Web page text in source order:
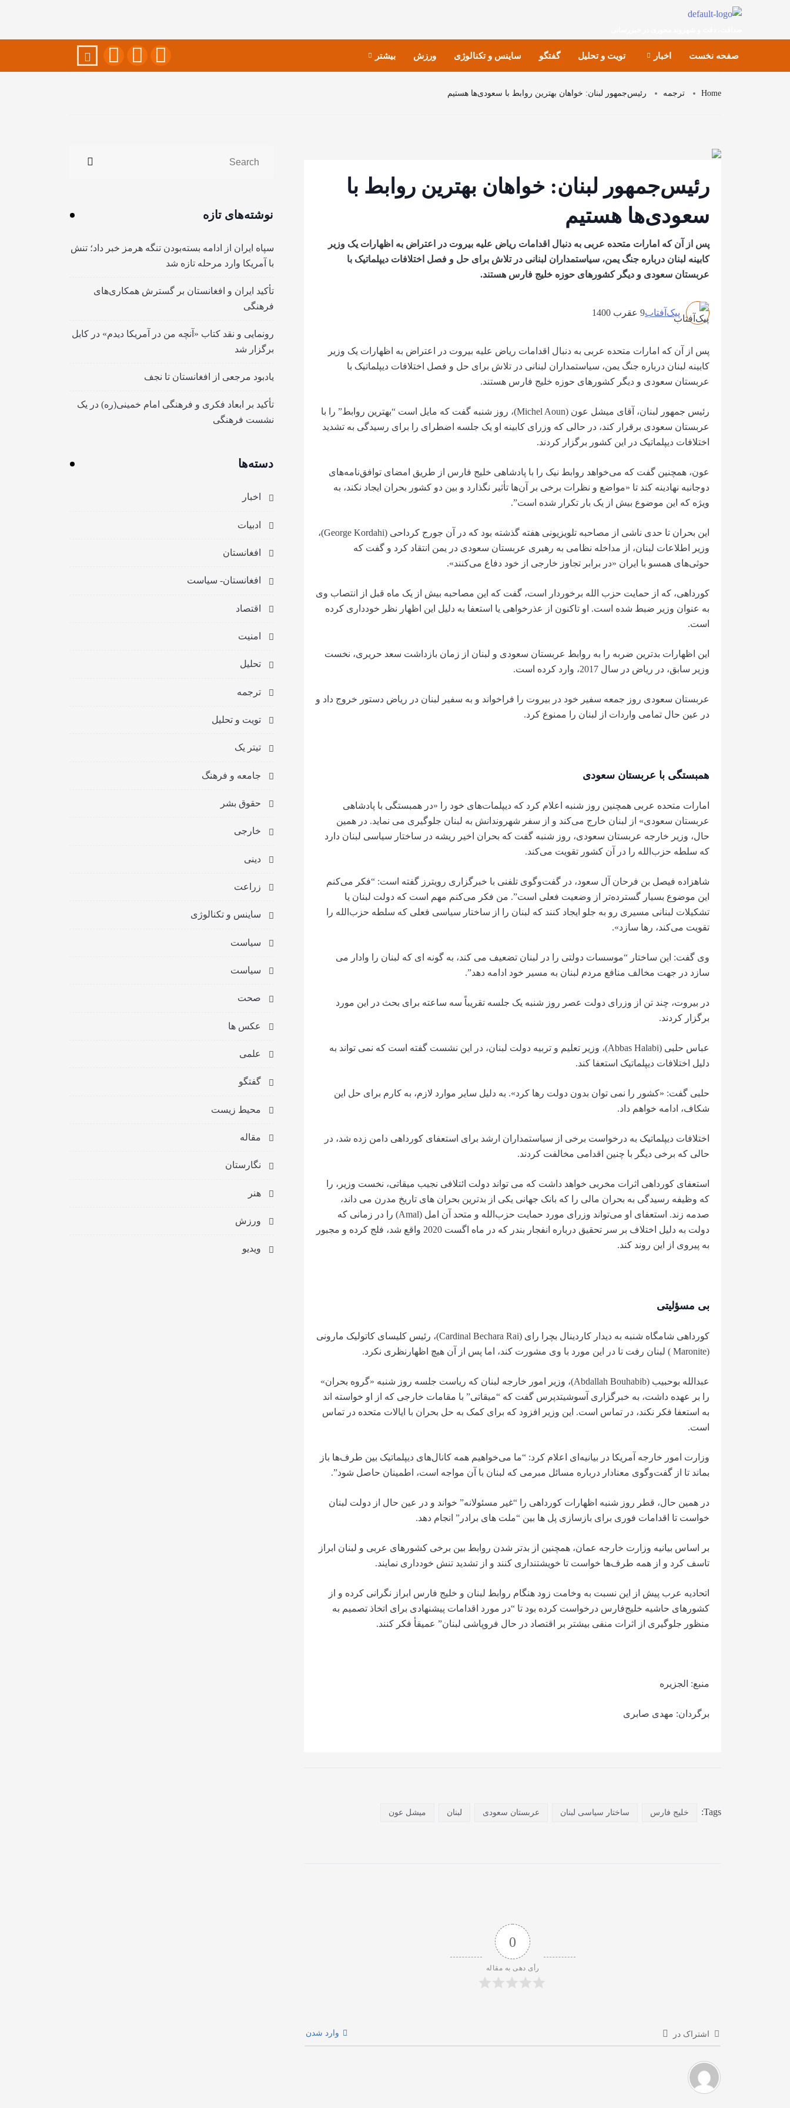
صفحه نخست اخبار تویت و تحلیل گفتگو ساینس و تکنالوژی ورزش بیشتر
Home ترجمه رئیس‌جمهور لبنان: خواهان بهترین روابط با سعودی‌ها هستیم
رئیس‌جمهور لبنان: خواهان بهترین روابط با
سعودی‌ها هستیم
پس از آن که امارات متحده عربی به دنبال اقدامات ریاض علیه بیروت در اعتراض به اظهارات یک وزیر
کابینه لبنان درباره جنگ یمن، سیاستمداران لبنانی در تلاش برای حل و فصل اختلافات دیپلماتیک با
عربستان سعودی و دیگر کشورهای حوزه خلیج فارس هستند.
پیک‌آفتاب9 عقرب 1400
پس از آن که امارات متحده عربی به دنبال اقدامات ریاض علیه بیروت در اعتراض به اظهارات یک وزیر
کابینه لبنان درباره جنگ یمن، سیاستمداران لبنانی در تلاش برای حل و فصل اختلافات دیپلماتیک با
عربستان سعودی و دیگر کشورهای حوزه خلیج فارس هستند.
رئیس جمهور لبنان، آقای میشل عون (Michel Aoun)، روز شنبه گفت که مایل است “بهترین روابط” را با
عربستان سعودی برقرار کند، در حالی که وزرای کابینه او یک جلسه اضطرای را برای رسیدگی به تشدید
اختلافات دیپلماتیک در این کشور برگزار کردند.
عون، همچنین گفت که می‌خواهد روابط نیک را با پادشاهی خلیج فارس از طریق امضای توافق‌نامه‌های
دوجانبه نهادینه کند تا «مواضع و نظرات برخی بر آن‌ها تأثیر نگذارد و بین دو کشور بحران ایجاد نکند، به
ویژه که این موضوع بیش از یک بار تکرار شده است”.
این بحران تا حدی ناشی از مصاحبه تلویزیونی هفته گذشته بود که در آن جورج کرداحی (George Kordahi)،
وزیر اطلاعات لبنان، از مداخله نظامی به رهبری عربستان سعودی در یمن انتقاد کرد و گفت که
حوثی‌های همسو با ایران «در برابر تجاوز خارجی از خود دفاع می‌کنند».
کورداهی، که از حمایت حزب الله برخوردار است، گفت که این مصاحبه بیش از یک ماه قبل از انتصاب وی
به عنوان وزیر ضبط شده است. او تاکنون از عذرخواهی یا استعفا به دلیل این اظهار نظر خودداری کرده
است.
این اظهارات بدترین ضربه را به روابط عربستان سعودی و لبنان از زمان بازداشت سعد حریری، نخست
وزیر سابق، در ریاض در سال 2017، وارد کرده است.
عربستان سعودی روز جمعه سفیر خود در بیروت را فراخواند و به سفیر لبنان در ریاض دستور خروج داد و
در عین حال تمامی واردات از لبنان را ممنوع کرد.
همبستگی با عربستان سعودی
امارات متحده عربی همچنین روز شنبه اعلام کرد که دیپلمات‌های خود را «در همبستگی با پادشاهی
عربستان سعودی» از لبنان خارج می‌کند و از سفر شهروندانش به لبنان جلوگیری می نماید. در همین
حال، وزیر خارجه عربستان سعودی، روز شنبه گفت که بحران اخیر ریشه در ساختار سیاسی لبنان دارد
که سلطه حزب‌الله را در آن کشور تقویت می‌کند.
شاهزاده فیصل بن فرحان آل سعود، در گفت‌وگوی تلفنی با خبرگزاری رویترز گفته است: “فکر می‌کنم
این موضوع بسیار گسترده‌تر از وضعیت فعلی است”. من فکر می‌کنم مهم است که دولت لبنان یا
تشکیلات لبنانی مسیری رو به جلو ایجاد کنند که لبنان را از ساختار سیاسی فعلی که سلطه حزب‌الله را
تقویت می‌کند، رها سازد».
وی گفت: این ساختار “موسسات دولتی را در لبنان تضعیف می کند، به گونه ای که لبنان را وادار می
سازد در جهت مخالف منافع مردم لبنان به مسیر خود ادامه دهد”.
در بیروت، چند تن از وزرای دولت عصر روز شنبه یک جلسه تقریباً سه ساعته برای بحث در این مورد
برگزار کردند.
عباس حلبی (Abbas Halabi)، وزیر تعلیم و تربیه دولت لبنان، در این نشست گفته است که نمی تواند به
دلیل اختلافات دیپلماتیک استعفا کند.
حلبی گفت: «کشور را نمی توان بدون دولت رها کرد». به دلیل سایر موارد لازم، به کارم برای حل این
شکاف، ادامه خواهم داد.
اختلافات دیپلماتیک به درخواست برخی از سیاستمداران ارشد برای استعفای کورداهی دامن زده شد، در
حالی که برخی دیگر با چنین اقدامی مخالفت کردند.
استعفای کورداهی اثرات مخربی خواهد داشت که می تواند دولت ائتلافی نجیب میقاتی، نخست وزیر، را
که وظیفه رسیدگی به بحران مالی را که بانک جهانی یکی از بدترین بحران های تاریخ مدرن می داند،
صدمه زند. استعفای او می‌تواند وزرای مورد حمایت حزب‌الله و متحد آن امل (Amal) را در زمانی که
دولت به دلیل اختلاف بر سر تحقیق درباره انفجار بندر که در ماه اگست 2020 واقع شد، فلج کرده و مجبور
به پیروی از این روند کند.
بی مسؤلیتی
کورداهی شامگاه شنبه به دیدار کاردینال بچرا رای (Cardinal Bechara Rai)، رئیس کلیسای کاتولیک مارونی
(Maronite ) لبنان رفت تا در این مورد با وی مشورت کند، اما پس از آن هیچ اظهارنظری نکرد.
عبدالله بوحبیب (Abdallah Bouhabib)، وزیر امور خارجه لبنان که ریاست جلسه روز شنبه «گروه بحران»
را بر عهده داشت، به خبرگزاری آسوشیتدپرس گفت که “میقاتی” با مقامات خارجی که از او خواسته اند
به استعفا فکر نکند، در تماس است. این وزیر افزود که برای کمک به حل بحران با ایالات متحده در تماس
است.
وزارت امور خارجه آمریکا در بیانیه‌ای اعلام کرد: “ما می‌خواهیم همه کانال‌های دیپلماتیک بین طرف‌ها باز
بماند تا از گفت‌وگوی معنادار درباره مسائل مبرمی که لبنان با آن مواجه است، اطمینان حاصل شود”.
در همین حال، قطر روز شنبه اظهارات کورداهی را “غیر مسئولانه” خواند و در عین حال از دولت لبنان
خواست تا اقدامات فوری برای بازسازی پل ها بین “ملت های برادر” انجام دهد.
بر اساس بیانیه وزارت خارجه عمان، همچنین از بدتر شدن روابط بین برخی کشورهای عربی و لبنان ابراز
تاسف کرد و از همه طرف‌ها خواست تا خویشتنداری کنند و از تشدید تنش خودداری نمایند.
اتحادیه عرب پیش از این نسبت به وخامت زود هنگام روابط لبنان و خلیج فارس ابراز نگرانی کرده و از
کشورهای حاشیه خلیج‌فارس درخواست کرده بود تا “در مورد اقدامات پیشنهادی برای اتخاذ تصمیم به
منظور جلوگیری از اثرات منفی بیشتر بر اقتصاد در حال فروپاشی لبنان” عمیقأ فکر کنند.
منبع: الجزیره
برگردان: مهدی صابری
Tags: خلیج فارس ساختار سیاسی لبنان عربستان سعودی لبنان میشل عون
0
رأی دهی به مقاله
اشتراک در وارد شدن
نوشته‌های تازه
سپاه ایران از ادامه بسته‌بودن تنگه هرمز خبر داد؛ تنش
با آمریکا وارد مرحله تازه شد
تأکید ایران و افغانستان بر گسترش همکاری‌های
فرهنگی
رونمایی و نقد کتاب «آنچه من در آمریکا دیدم» در کابل
برگزار شد
یادبود مرجعی از افغانستان تا نجف
تأکید بر ابعاد فکری و فرهنگی امام خمینی(ره) در یک
نشست فرهنگی
دسته‌ها
اخبار
ادبیات
افغانستان
افغانستان- سیاست
اقتصاد
امنیت
تحلیل
ترجمه
تویت و تحلیل
تیتر یک
جامعه و فرهنگ
حقوق بشر
خارجی
دینی
زراعت
ساینس و تکنالوژی
سیاست
سیاست
صحت
عکس ها
علمی
گفتگو
محیط زیست
مقاله
نگارستان
هنر
ورزش
ویدیو